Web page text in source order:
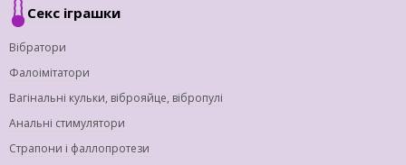
Секс іграшки
Вібратори
Фалоімітатори
Вагінальні кульки, віброяйце, вібропулі
Анальні стимулятори
Страпони і фаллопротези